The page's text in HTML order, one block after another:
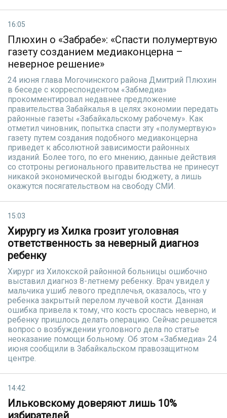
16:05
Плюхин о «Забрабе»: «Спасти полумертвую
газету созданием медиаконцерна –
неверное решение»
24 июня глава Могочинского района Дмитрий Плюхин
в беседе с корреспондентом «Забмедиа»
прокомментировал недавнее предложение
правительства Забайкалья в целях экономии передать
районные газеты «Забайкальскому рабочему». Как
отметил чиновник, попытка спасти эту «полумертвую»
газету путем создания подобного медиаконцерна
приведет к абсолютной зависимости районных
изданий. Более того, по его мнению, данные действия
со стотроны регионального правительства не принесут
никакой экономической выгоды бюджету, а лишь
окажутся посягательством на свободу СМИ.
15:03
Хирургу из Хилка грозит уголовная
ответственность за неверный диагноз
ребенку
Хирург из Хилокской районной больницы ошибочно
выставил диагноз 8-летнему ребенку. Врач увидел у
мальчика ушиб левого предплечья, оказалось, что у
ребенка закрытый перелом лучевой кости. Данная
ошибка привела к тому, что кость срослась неверно, и
ребенку пришлось делать операцию. Сейчас решается
вопрос о возбуждении уголовного дела по статье
неоказание помощи больному. Об этом «Забмедиа» 24
июня сообщили в Забайкальском правозащитном
центре.
14:42
Ильковскому доверяют лишь 10%
избирателей